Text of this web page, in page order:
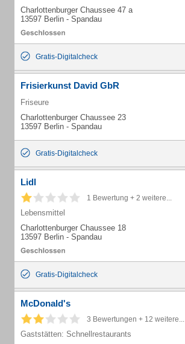
Charlottenburger Chaussee 47 a
13597 Berlin - Spandau
Gratis-Digitalcheck
Frisierkunst David GbR
Friseure
Charlottenburger Chaussee 23
13597 Berlin - Spandau
Gratis-Digitalcheck
Lidl
1 Bewertung + 2 weitere...
Lebensmittel
Charlottenburger Chaussee 18
13597 Berlin - Spandau
Gratis-Digitalcheck
McDonald's
3 Bewertungen + 12 weitere...
Gaststätten: Schnellrestaurants